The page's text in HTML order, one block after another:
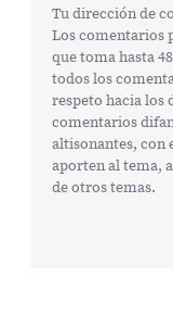
Tu dirección de
Los comentarios
que toma hasta
todos los
respeto hacia los
comentarios
altisonantes, con
aporten al tema,
de otros temas.